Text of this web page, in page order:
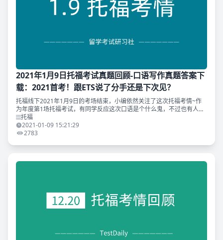
2021年1月9日托福考试真题回顾-口语写作真题答案下
载：2021首考！跟ETS说了分手还是下次见？
托福线下2021年1月9日的考场结束，小编依然关注了这次托福考情~作
为年度第1场托福考试，有同学反应这次口语是个什么鬼，不过也有人觉
得阅读难炸了！TD的小伙伴们考的怎么样？ 另外，TD原创出版物《托福
写作真题12
托福
2021-01-09 15:21:29
2783